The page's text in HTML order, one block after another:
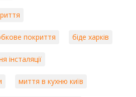
клієнтів стильними та
покриття біде харків
інсталяції
миття в кухню київ